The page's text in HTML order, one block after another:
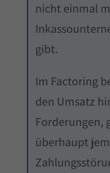
nicht einmal
gibt.
Im Factoring
den Umsatz
Forderungen,
überhaupt